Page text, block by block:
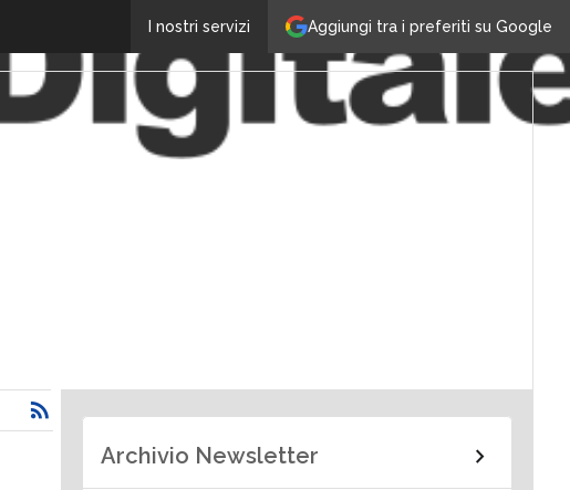
Aggiungi tra i preferiti su Google
I nostri servizi
Archivio Newsletter